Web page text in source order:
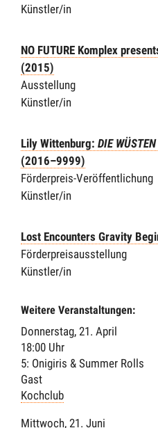
Künstler/in
NO FUTURE Komplex
(2015)
Ausstellung
Künstler/in
Lily Wittenburg: DIE
(2016–9999)
Förderpreis-Veröffentlichung
Künstler/in
Lost Encounters Gravity
Förderpreisausstellung
Künstler/in
Weitere Veranstaltungen:
Donnerstag, 21. April
18:00 Uhr
5: Onigiris & Summer Rolls
Gast
Kochclub
Mittwoch, 21. Juni